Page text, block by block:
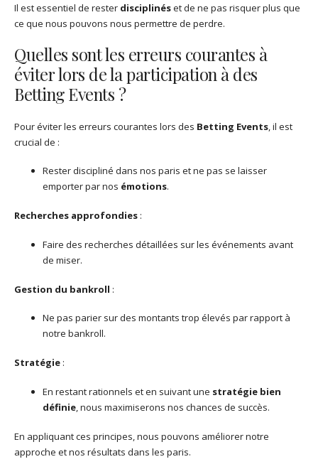
Il est essentiel de rester disciplinéset de ne pas risquer plus que
ce que nous pouvons nous permettre de perdre.
Quelles sont les erreurs courantes à
éviter lors de la participation à des
Betting Events ?
Pour éviter les erreurs courantes lors des Betting Events, il est
crucial de :
Rester discipliné dans nos paris et ne pas se laisser
emporter par nos émotions.
Recherches approfondies :
Faire des recherches détaillées sur les événements avant
de miser.
Gestion du bankroll :
Ne pas parier sur des montants trop élevés par rapport à
notre bankroll.
Stratégie :
En restant rationnels et en suivant une stratégie bien
définie, nous maximiserons nos chances de succès.
En appliquant ces principes, nous pouvons améliorer notre
approche et nos résultats dans les paris.